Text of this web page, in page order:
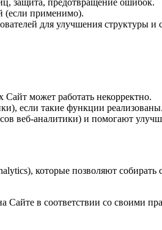
защита, предотвращение ошибок.
(если применимо).
для улучшения структуры и
может работать некорректно.
если такие функции реализованы.
веб-аналитики) и помогают
которые позволяют собирать
Сайте в соответствии со своими